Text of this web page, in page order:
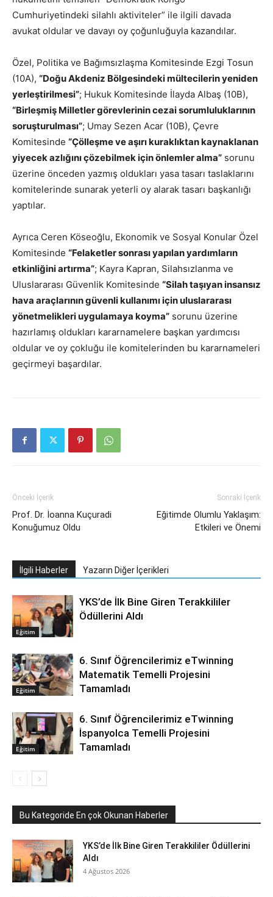
Cumhuriyetindeki silahlı aktiviteler” ile ilgili davada
avukat oldular ve davayı oy çoğunluğuyla kazandılar.
Özel, Politika ve Bağımsızlaşma Komitesinde Ezgi Tosun
(10A), “Doğu Akdeniz Bölgesindeki mültecilerin yeniden
yerleştirilmesi”; Hukuk Komitesinde İlayda Albaş (10B),
“Birleşmiş Milletler görevlerinin cezai sorumluluklarının
soruşturulması”; Umay Sezen Acar (10B), Çevre
Komitesinde “Çölleşme ve aşırı kuraklıktan kaynaklanan
yiyecek azlığını çözebilmek için önlemler alma” sorunu
üzerine önceden yazmış oldukları yasa tasarı taslaklarını
komitelerinde sunarak yeterli oy alarak tasarı başkanlığı
yaptılar.
Ayrıca Ceren Köseoğlu, Ekonomik ve Sosyal Konular Özel
Komitesinde “Felaketler sonrası yapılan yardımların
etkinliğini artırma”; Kayra Kapran, Silahsızlanma ve
Uluslararası Güvenlik Komitesinde “Silah taşıyan insansız
hava araçlarının güvenli kullanımı için uluslararası
yönetmelikleri uygulamaya koyma” sorunu üzerine
hazırlamış oldukları kararnamelere başkan yardımcısı
oldular ve oy çokluğu ile komitelerinden bu kararnameleri
geçirmeyi başardılar.
Önceki İçerik
Prof. Dr. İoanna Kuçuradi
Konuğumuz Oldu
Sonraki İçerik
Eğitimde Olumlu Yaklaşım:
Etkileri ve Önemi
İlgili Haberler Yazarın Diğer İçerikleri
Eğitim
YKS’de İlk Bine Giren Terakkililer
Ödüllerini Aldı
Eğitim
6. Sınıf Öğrencilerimiz eTwinning
Matematik Temelli Projesini
Tamamladı
Eğitim
6. Sınıf Öğrencilerimiz eTwinning
İspanyolca Temelli Projesini
Tamamladı
Bu Kategoride En çok Okunan Haberler
YKS’de İlk Bine Giren Terakkililer Ödüllerini
Aldı
4 Ağustos 2026